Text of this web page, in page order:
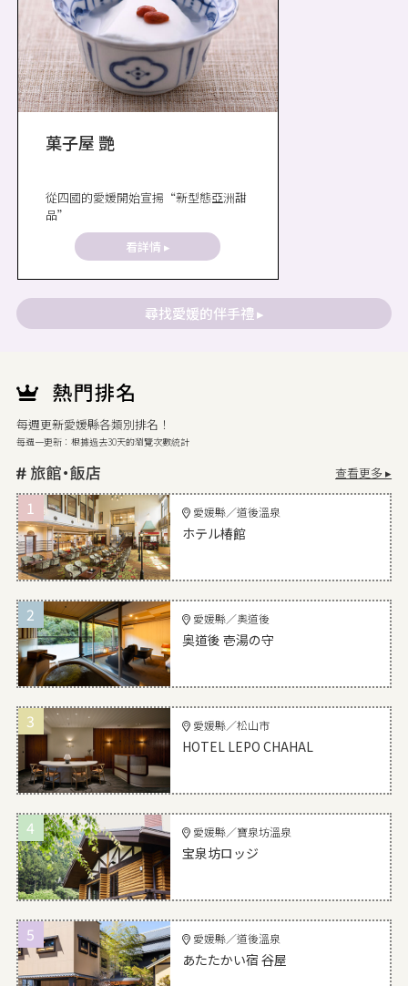
菓子屋 艷
從四國的愛媛開始宣揚“新型態亞洲甜
品”
看詳情 ▸
尋找愛媛的伴手禮 ▸
每週更新愛媛縣各類別排名！
每週一更新：根據過去30天的瀏覽次數統計
查看更多 ▸
1 愛媛縣／道後溫泉
ホテル椿館
2 愛媛縣／奧道後
奥道後 壱湯の守
3 愛媛縣／松山市
HOTEL LEPO CHAHAL
4 愛媛縣／寶泉坊溫泉
宝泉坊ロッジ
5 愛媛縣／道後溫泉
あたたかい宿 谷屋